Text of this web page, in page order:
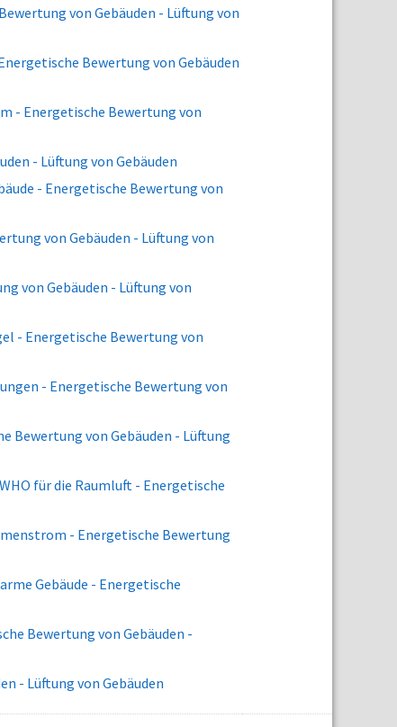
von Gebäuden - Lüftung von
Bewertung von Gebäuden
- Energetische Bewertung von
- Lüftung von Gebäuden
- Energetische Bewertung von
von Gebäuden - Lüftung von
von Gebäuden - Lüftung von
- Energetische Bewertung von
- Energetische Bewertung von
Bewertung von Gebäuden - Lüftung
für die Raumluft - Energetische
- Energetische Bewertung
Gebäude - Energetische
Bewertung von Gebäuden -
- Lüftung von Gebäuden